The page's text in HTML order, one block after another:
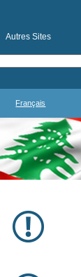
Autres Sites
Français